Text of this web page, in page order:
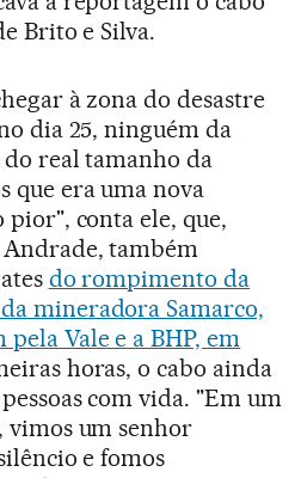
Brito e Silva.
à zona do desastre
dia 25, ninguém da
real tamanho da
que era uma nova
conta ele, que,
também
do rompimento da
mineradora Samarco,
Vale e a BHP, em
horas, o cabo ainda
com vida. "Em um
vimos um senhor
e fomos